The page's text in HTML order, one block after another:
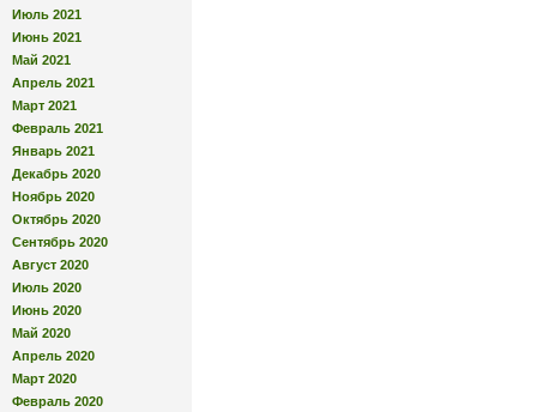
Июль 2021
Июнь 2021
Май 2021
Апрель 2021
Март 2021
Февраль 2021
Январь 2021
Декабрь 2020
Ноябрь 2020
Октябрь 2020
Сентябрь 2020
Август 2020
Июль 2020
Июнь 2020
Май 2020
Апрель 2020
Март 2020
Февраль 2020